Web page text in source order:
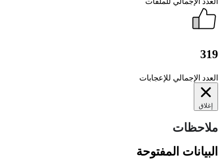
الإجمالي للإعجابات
المفتوحة